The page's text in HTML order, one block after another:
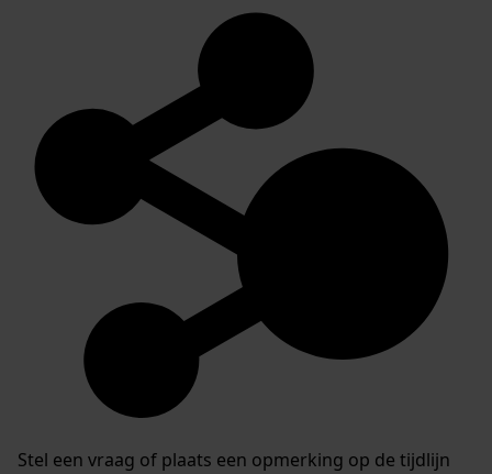
Stel een vraag of plaats een opmerking op de tijdlijn